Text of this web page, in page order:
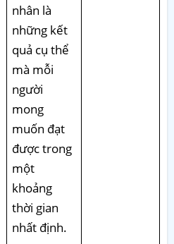
nhân là
những kết
quả cụ thể
mà mỗi
người
mong
muốn đạt
được trong
một
khoảng
thời gian
nhất định.